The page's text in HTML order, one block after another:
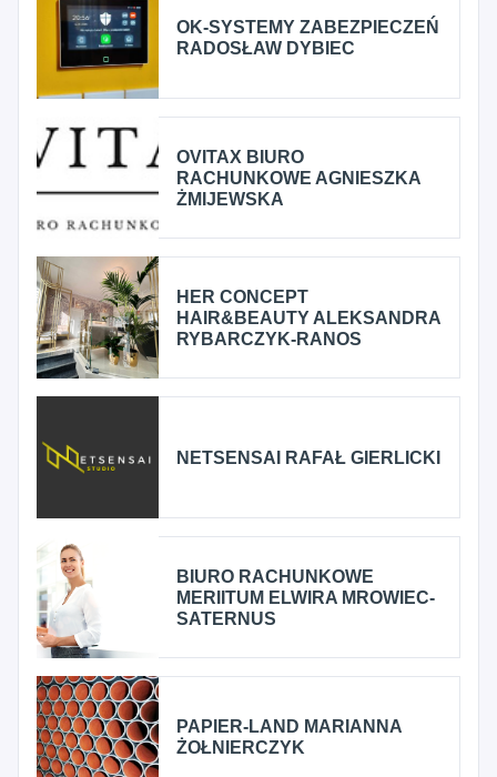
OK-SYSTEMY ZABEZPIECZEŃ
RADOSŁAW DYBIEC
OVITAX BIURO
RACHUNKOWE AGNIESZKA
ŻMIJEWSKA
HER CONCEPT
HAIR&BEAUTY ALEKSANDRA
RYBARCZYK-RANOS
NETSENSAI RAFAŁ GIERLICKI
BIURO RACHUNKOWE
MERIITUM ELWIRA MROWIEC-
SATERNUS
PAPIER-LAND MARIANNA
ŻOŁNIERCZYK